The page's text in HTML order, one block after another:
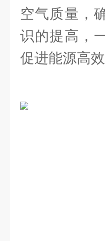
空气质量，
识的提高，
促进能源高